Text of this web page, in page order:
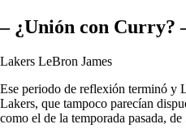
– ¿Unión con Curry?
Lakers LeBron James
Ese periodo de reflexión terminó y
Lakers, que tampoco parecían
como el de la temporada pasada,